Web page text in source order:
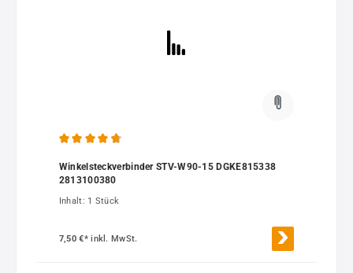
Winkelsteckverbinder STV-W90-15 DGKE815338
2813100380
Inhalt: 1 Stück
7,50 €*inkl. MwSt.